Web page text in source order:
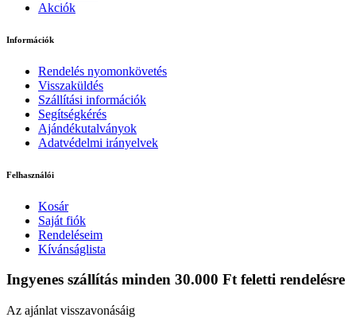
Akciók
Információk
Rendelés nyomonkövetés
Visszaküldés
Szállítási információk
Segítségkérés
Ajándékutalványok
Adatvédelmi irányelvek
Felhasználói
Kosár
Saját fiók
Rendeléseim
Kívánságlista
Ingyenes szállítás minden 30.000 Ft feletti rendelésre
Az ajánlat visszavonásáig